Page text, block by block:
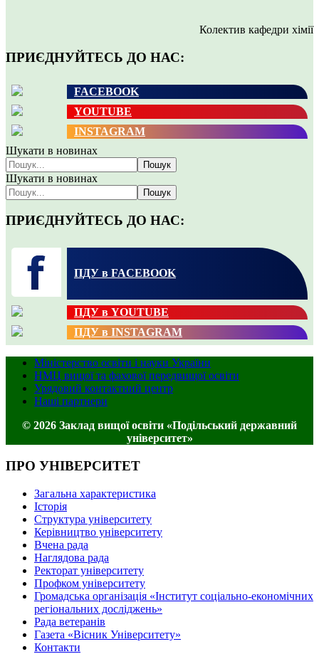
Колектив кафедри хімії
ПРИЄДНУЙТЕСЬ ДО НАС:
FACEBOOK
YOUTUBE
INSTAGRAM
Шукати в новинах
Пошук
Шукати в новинах
Пошук
ПРИЄДНУЙТЕСЬ ДО НАС:
ПДУ в FACEBOOK
ПДУ в YOUTUBE
ПДУ в INSTAGRAM
Міністерство освіти і науки України
НМЦ вищої та фахової передвищої освіти
Урядовий контактний центр
Наші партнери
© 2026 Заклад вищої освіти «Подільський державний
університет»
ПРО УНІВЕРСИТЕТ
Загальна характеристика
Історія
Структура університету
Керівництво університету
Вчена рада
Наглядова рада
Ректорат університету
Профком університету
Громадська організація «Інститут соціально-економічних
регіональних досліджень»
Рада ветеранів
Газета «Вісник Університету»
Контакти